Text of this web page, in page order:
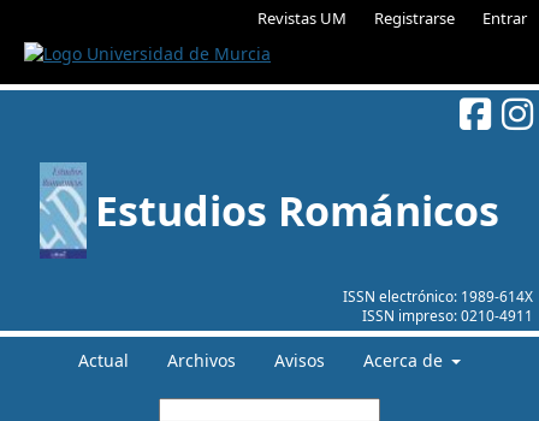
Revistas UM Registrarse Entrar
ISSN electrónico: 1989-614X
ISSN impreso:0210-4911
Estudios Románicos
Actual Archivos Avisos Acerca de